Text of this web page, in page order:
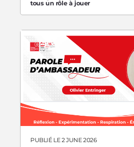
tous un rôle à jouer
PUBLIÉ LE 2 JUNE 2026